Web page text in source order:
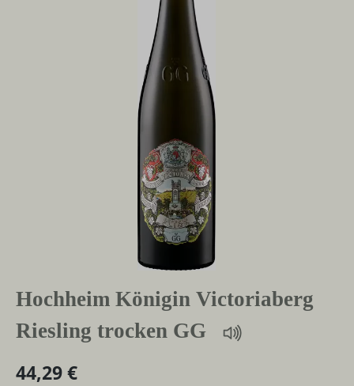
Hochheim Königin Victoriaberg
Riesling trocken GG
44,29 €